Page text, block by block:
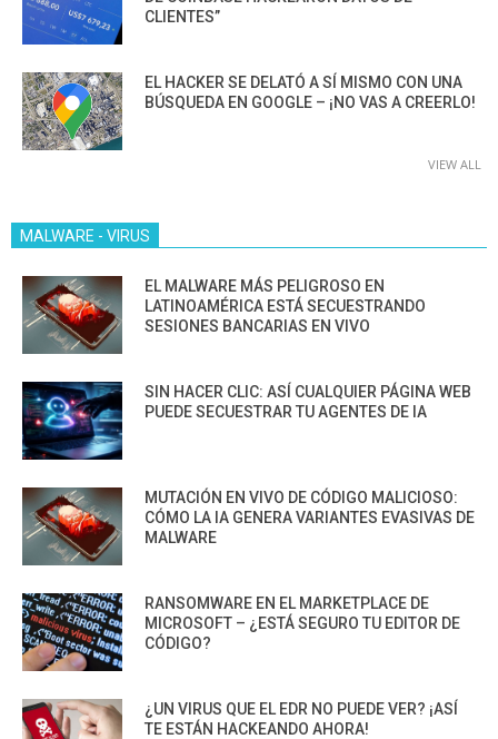
CLIENTES”
EL HACKER SE DELATÓ A SÍ MISMO CON UNA
BÚSQUEDA EN GOOGLE – ¡NO VAS A CREERLO!
VIEW ALL
MALWARE - VIRUS
EL MALWARE MÁS PELIGROSO EN
LATINOAMÉRICA ESTÁ SECUESTRANDO
SESIONES BANCARIAS EN VIVO
SIN HACER CLIC: ASÍ CUALQUIER PÁGINA WEB
PUEDE SECUESTRAR TU AGENTES DE IA
MUTACIÓN EN VIVO DE CÓDIGO MALICIOSO:
CÓMO LA IA GENERA VARIANTES EVASIVAS DE
MALWARE
RANSOMWARE EN EL MARKETPLACE DE
MICROSOFT – ¿ESTÁ SEGURO TU EDITOR DE
CÓDIGO?
¿UN VIRUS QUE EL EDR NO PUEDE VER? ¡ASÍ
TE ESTÁN HACKEANDO AHORA!